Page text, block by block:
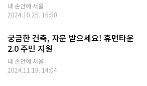
내 손안에 서울
2024.10.25. 16:50
궁금한 건축, 자문 받으세요! 휴먼타운
2.0 주민 지원
내 손안에 서울
2024.11.19. 14:04